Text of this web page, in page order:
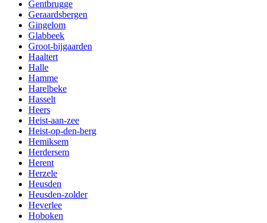
Gentbrugge
Geraardsbergen
Gingelom
Glabbeek
Groot-bijgaarden
Haaltert
Halle
Hamme
Harelbeke
Hasselt
Heers
Heist-aan-zee
Heist-op-den-berg
Hemiksem
Herdersem
Herent
Herzele
Heusden
Heusden-zolder
Heverlee
Hoboken